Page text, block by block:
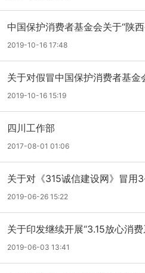
中国保护消费者基金会关于“陕
冒活动的公告
2019-10-16 17:48
关于对假冒中国保护消费者基金
联盟”活动的警示公告
2019-10-16 15:19
四川工作部
2017-08-01 01:06
关于对《315诚信建设网》冒用
的处理意见
2019-06-26 15:22
关于印发继续开展“3.15放心消
2019-06-03 13:41